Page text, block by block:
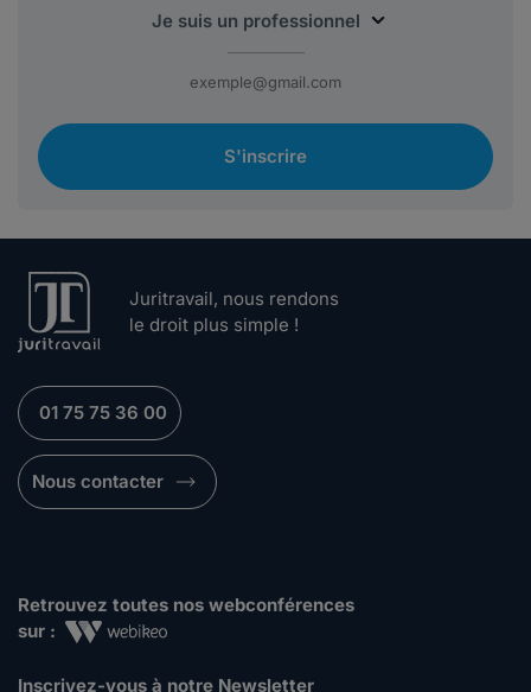
S'inscrire
Juritravail, nous rendons
le droit plus simple !
01 75 75 36 00
Nous contacter
Retrouvez toutes nos webconférences
sur :
Inscrivez-vous à notre Newsletter